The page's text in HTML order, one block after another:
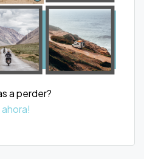
a perder?
ahora!